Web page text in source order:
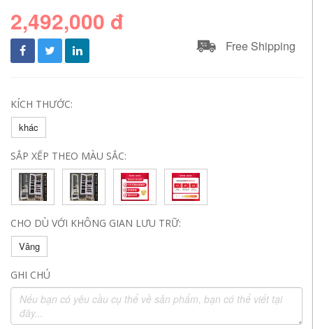
2,492,000 đ
Free Shipping
KÍCH THƯỚC:
khác
SẮP XẾP THEO MÀU SẮC:
CHO DÙ VỚI KHÔNG GIAN LƯU TRỮ:
Vâng
GHI CHÚ